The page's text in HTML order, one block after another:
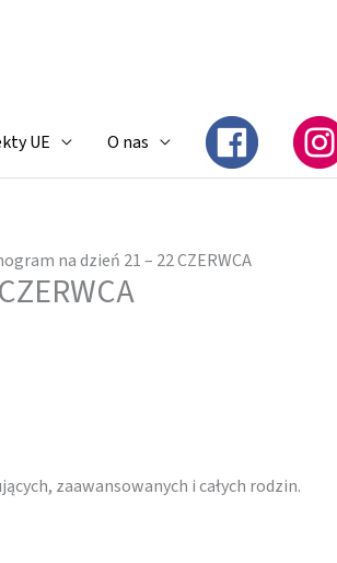
UE O nas
na dzień 21 – 22 CZERWCA
zaawansowanych i całych rodzin.